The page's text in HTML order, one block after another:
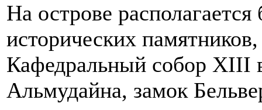
На острове
исторических
Кафедральный собор ХIII
Альмудайна, замок